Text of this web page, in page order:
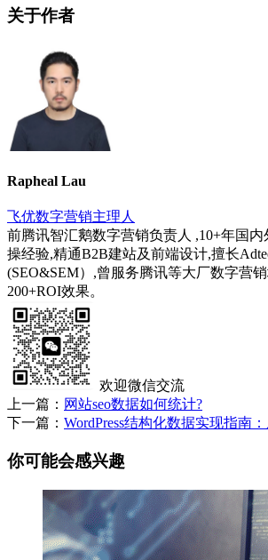
关于作者
Rapheal Lau
飞优数字营销主理人
前腾讯智汇鹅数字营销负责人 ,10+年国
操经验,精通B2B建站及前端设计,擅长
(SEO&SEM）,曾服务腾讯等大厂数字营
200+ROI效果。
欢迎微信交流
上一篇： 网站seo数据如何统计?
下一篇： WordPress结构化数据实现指南
你可能会感兴趣